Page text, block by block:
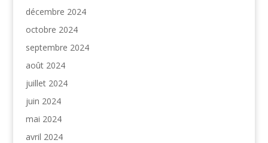
décembre 2024
octobre 2024
septembre 2024
août 2024
juillet 2024
juin 2024
mai 2024
avril 2024